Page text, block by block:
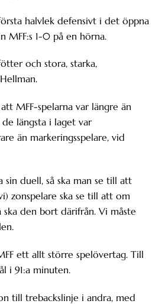
halvlek defensivt i det öppna
MFF:s 1-0 på en hörna.
och stora, starka,
MFF-spelarna var längre än
längsta i laget var
än markeringsspelare, vid
sin duell, så ska man se till att
zonspelare ska se till att om
ska den bort därifrån. Vi måste
ett allt större spelövertag. Till
i 91:a minuten.
till trebackslinje i andra, med